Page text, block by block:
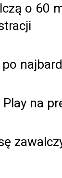
o 60
na